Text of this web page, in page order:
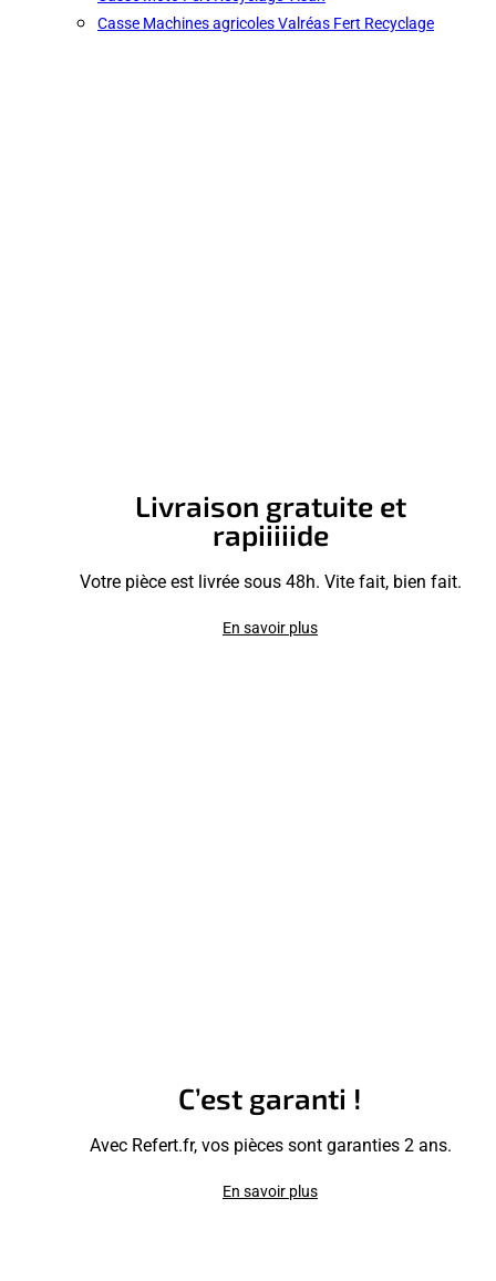
Casse Machines agricoles Valréas Fert Recyclage
Livraison gratuite et
rapiiiiide
Votre pièce est livrée sous 48h. Vite fait, bien fait.
En savoir plus
C’est garanti !
Avec Refert.fr, vos pièces sont garanties 2 ans.
En savoir plus